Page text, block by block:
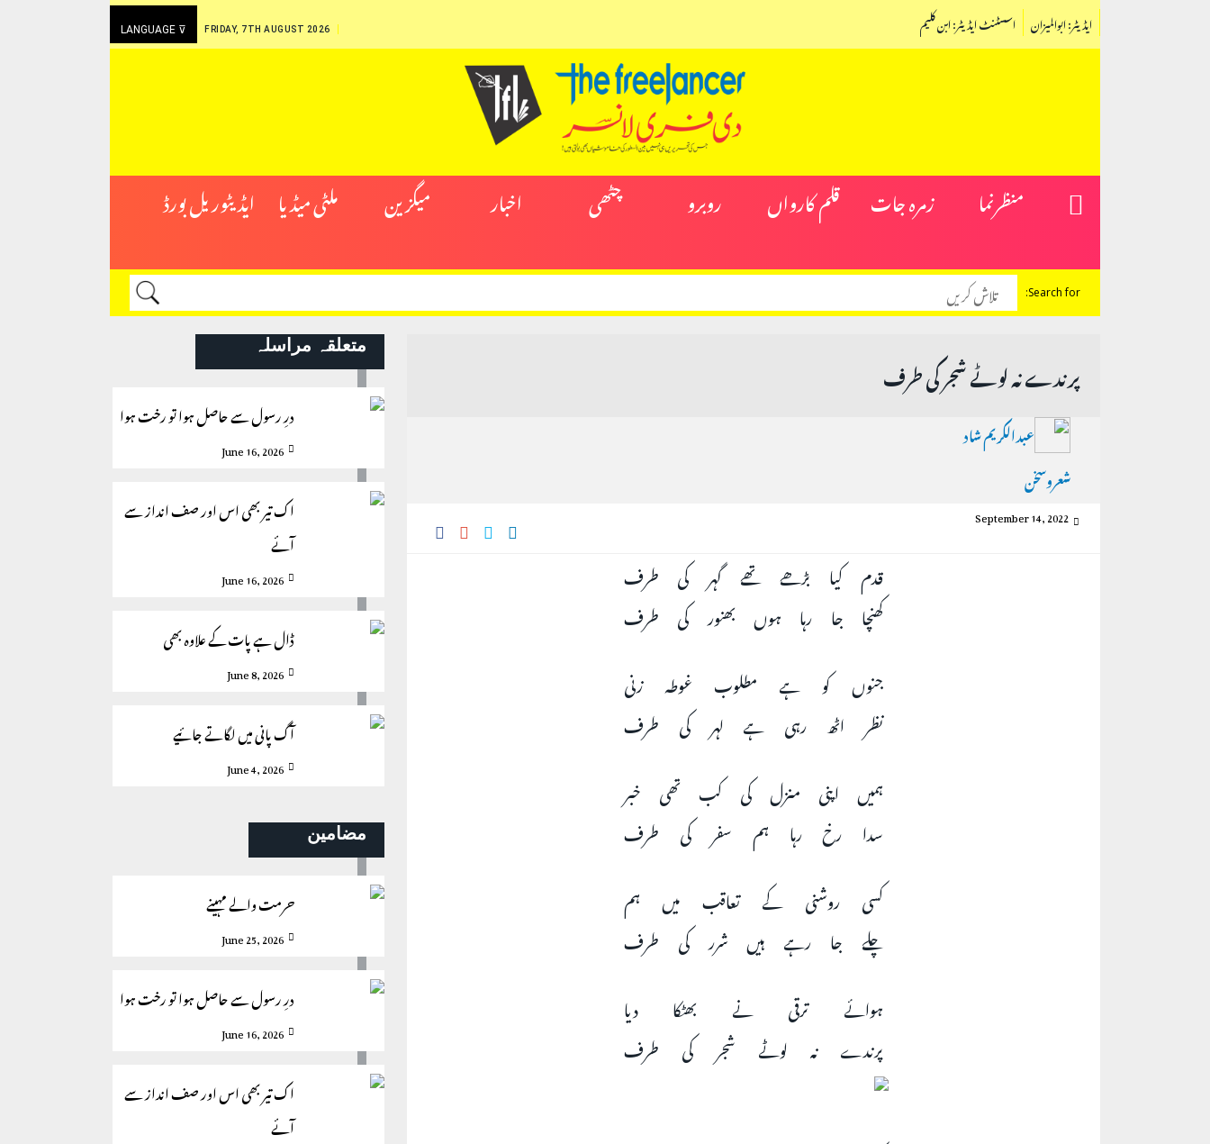
LANGUAGE ⊽ FRIDAY, 7TH AUGUST 2026 اسسٹنٹ ایڈیٹر: ابن کلیم ایڈیٹر: ابوالمیزان
منظرنما زمرہ جات قلم کارواں روبرو چٹھی اخبار میگزین ملٹی میڈیا ایڈیٹوریل بورڈ
Search for:
پرندے نہ لوٹے شجر کی طرف
عبدالکریم شاد
شعروسخن
September 14, 2022
قدم کیا بڑھے تھے گہر کی طرف
کھنچا جا رہا ہوں بھنور کی طرف
جنوں کو ہے مطلوب غوطہ زنی
نظر اٹھ رہی ہے لہر کی طرف
ہمیں اپنی منزل کی کب تھی خبر
سدا رخ رہا ہم سفر کی طرف
کسی روشنی کے تعاقب میں ہم
چلے جا رہے ہیں شرر کی طرف
ہوائے ترقی نے بھٹکا دیا
پرندے نہ لوٹے شجر کی طرف
متعلقہ مراسلہ
درِ رسول سے حاصل ہوا تو رخت ہوا
June 16, 2026
اک تیر بھی اس اور صف انداز سے
آئے
June 16, 2026
ڈال ہے پات کے علاوہ بھی
June 8, 2026
آگ پانی میں لگاتے جائیے
June 4, 2026
مضامین
حرمت والے مہینے
June 25, 2026
درِ رسول سے حاصل ہوا تو رخت ہوا
June 16, 2026
اک تیر بھی اس اور صف انداز سے
آئے